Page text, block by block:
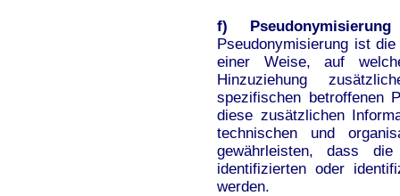
f) Pseudonymisierung
Pseudonymisierung ist
einer Weise, auf
Hinzuziehung
spezifischen betroffenen
diese zusätzlichen
technischen und
gewährleisten, dass
identifizierten oder
werden.